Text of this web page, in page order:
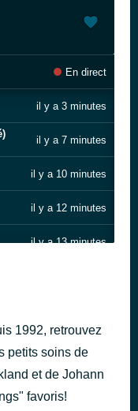
En direct
il y a 3 minutes
il y a 7 minutes
il y a 10 minutes
il y a 12 minutes
il y a 13 minutes
il y a 23 minutes
1992, retrouvez
petits soins de
et de Johann
favoris!